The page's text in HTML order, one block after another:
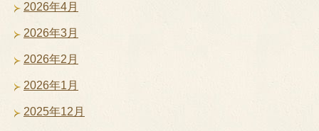
2026年4月
2026年3月
2026年2月
2026年1月
2025年12月